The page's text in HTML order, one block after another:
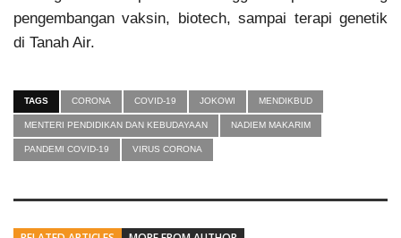
pengembangan vaksin, biotech, sampai terapi genetik
di Tanah Air.
TAGS CORONA COVID-19 JOKOWI MENDIKBUD
MENTERI PENDIDIKAN DAN KEBUDAYAAN NADIEM MAKARIM
PANDEMI COVID-19 VIRUS CORONA